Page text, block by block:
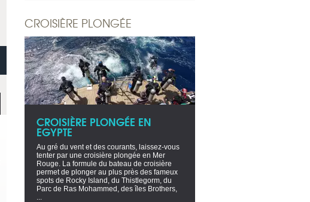
CROISIÈRE PLONGÉE
CROISIÈRE PLONGÉE EN
EGYPTE
Au gré du vent et des courants, laissez-vous
tenter par une croisière plongée en Mer
Rouge. La formule du bateau de croisière
permet de plonger au plus près des fameux
spots de Rocky Island, du Thistlegorm, du
Parc de Ras Mohammed, des îles Brothers,
...